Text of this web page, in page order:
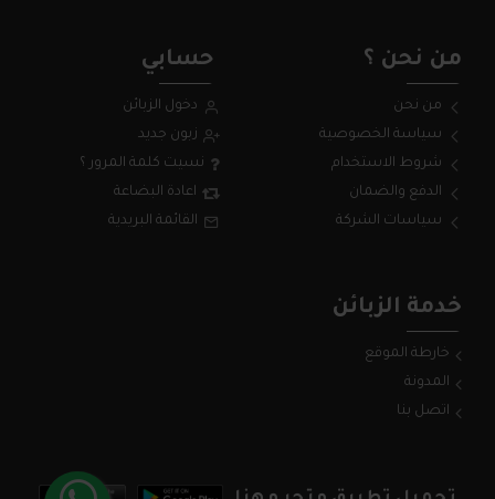
من نحن ؟
من نحن
سياسة الخصوصية
شروط الاستخدام
الدفع والضمان
سياسات الشركة
حسابي
دخول الزبائن
زبون جديد
نسيت كلمة المرور ؟
اعادة البضاعة
القائمة البريدية
خدمة الزبائن
خارطة الموقع
المدونة
اتصل بنا